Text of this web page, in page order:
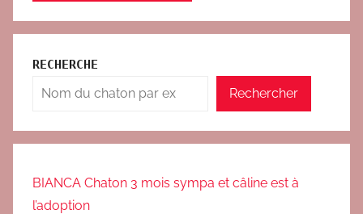
RECHERCHE
Rechercher
BIANCA Chaton 3 mois sympa et câline est à
l’adoption